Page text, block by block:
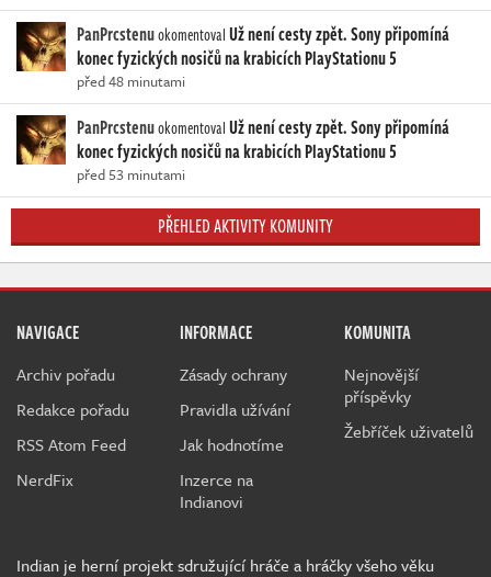
PanPrcstenuokomentovalUž není cesty zpět. Sony připomíná
konec fyzických nosičů na krabicích PlayStationu 5
před 48 minutami
PanPrcstenuokomentovalUž není cesty zpět. Sony připomíná
konec fyzických nosičů na krabicích PlayStationu 5
před 53 minutami
PŘEHLED AKTIVITY KOMUNITY
NAVIGACE
Archiv pořadu
Redakce pořadu
RSS Atom Feed
NerdFix
INFORMACE
Zásady ochrany
Pravidla užívání
Jak hodnotíme
Inzerce na
Indianovi
KOMUNITA
Nejnovější
příspěvky
Žebříček uživatelů
Indian je herní projekt sdružující hráče a hráčky všeho věku